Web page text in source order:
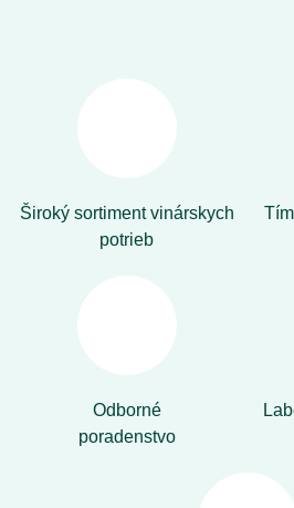
Široký sortiment vinárskych
potrieb
Odborné
poradenstvo